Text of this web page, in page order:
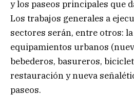
y los paseos principales que
Los trabajos generales a
sectores serán, entre otros:
equipamientos urbanos
bebederos, basureros,
restauración y nueva
paseos.